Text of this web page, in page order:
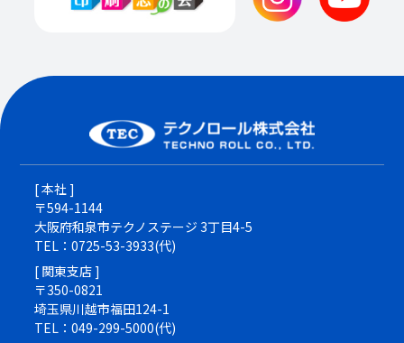
[ 本社 ]
〒594-1144
大阪府和泉市テクノステージ 3丁目4-5
TEL：0725-53-3933(代)
[ 関東支店 ]
〒350-0821
埼玉県川越市福田124-1
TEL：049-299-5000(代)